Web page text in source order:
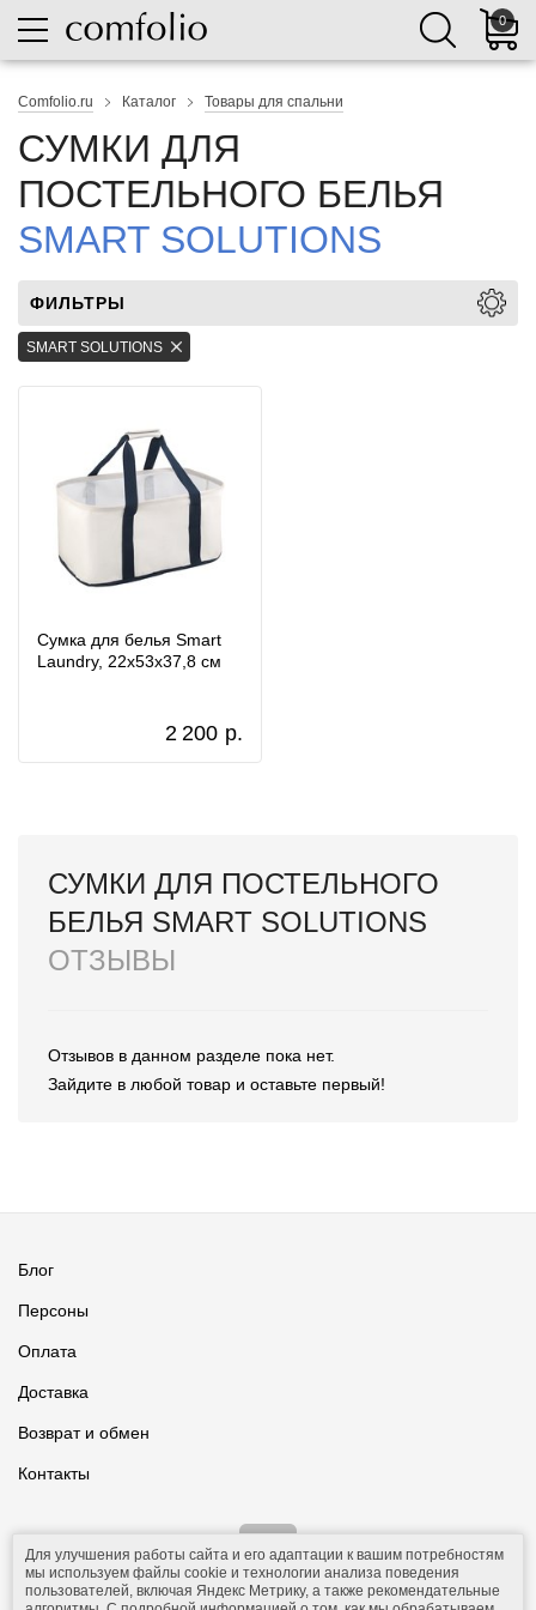
0
Comfolio.ru Каталог Товары для спальни
СУМКИ ДЛЯ
ПОСТЕЛЬНОГО БЕЛЬЯ
SMART SOLUTIONS
ФИЛЬТРЫ
SMART SOLUTIONS
Сумка для белья Smart
Laundry, 22х53х37,8 см
2 200 р.
СУМКИ ДЛЯ ПОСТЕЛЬНОГО
БЕЛЬЯ SMART SOLUTIONS
ОТЗЫВЫ
Отзывов в данном разделе пока нет.
Зайдите в любой товар и оставьте первый!
Блог
Персоны
Оплата
Доставка
Возврат и обмен
Контакты
Для улучшения работы сайта и его адаптации к вашим потребностям
мы используем файлы cookie и технологии анализа поведения
пользователей, включая Яндекс Метрику, а также рекомендательные